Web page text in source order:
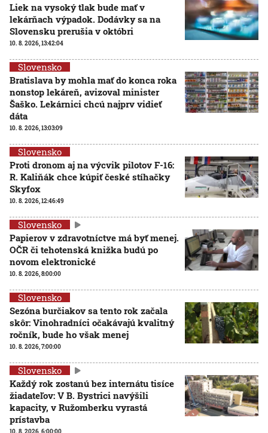
Liek na vysoký tlak bude mať v
lekárňach výpadok. Dodávky sa na
Slovensku prerušia v októbri
10. 8. 2026, 13:42:04
Slovensko
Bratislava by mohla mať do konca roka
nonstop lekáreň, avizoval minister
Šaško. Lekárnici chcú najprv vidieť
dáta
10. 8. 2026, 13:03:09
Slovensko
Proti dronom aj na výcvik pilotov F-16:
R. Kaliňák chce kúpiť české stíhačky
Skyfox
10. 8. 2026, 12:46:49
Slovensko
Papierov v zdravotníctve má byť menej.
OČR či tehotenská knižka budú po
novom elektronické
10. 8. 2026, 8:00:00
Slovensko
Sezóna burčiakov sa tento rok začala
skôr: Vinohradníci očakávajú kvalitný
ročník, bude ho však menej
10. 8. 2026, 7:00:00
Slovensko
Každý rok zostanú bez internátu tisíce
žiadateľov: V B. Bystrici navýšili
kapacity, v Ružomberku vyrastá
prístavba